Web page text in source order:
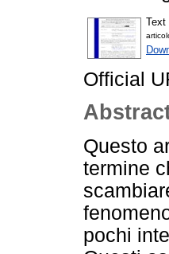
Text
Official
Questo
termine
pochi